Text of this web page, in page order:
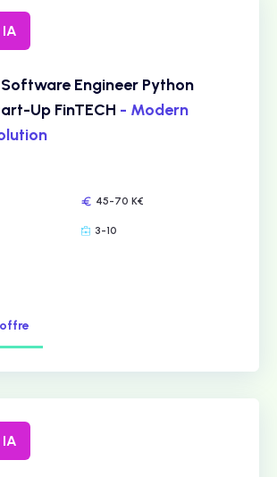
Engineer Python
Up FinTECH - Modern
45-70 K€
3-10